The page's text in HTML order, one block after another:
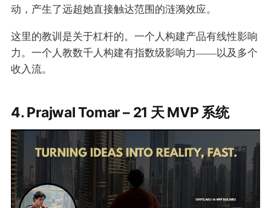
动，产生了远超她直接触达范围的涟漪效应。
这里的教训是关于杠杆的。一个人构建产品有线性影响
力。一个人教数千人构建有指数级影响力——以及多个
收入流。
4. Prajwal Tomar – 21 天 MVP 系统